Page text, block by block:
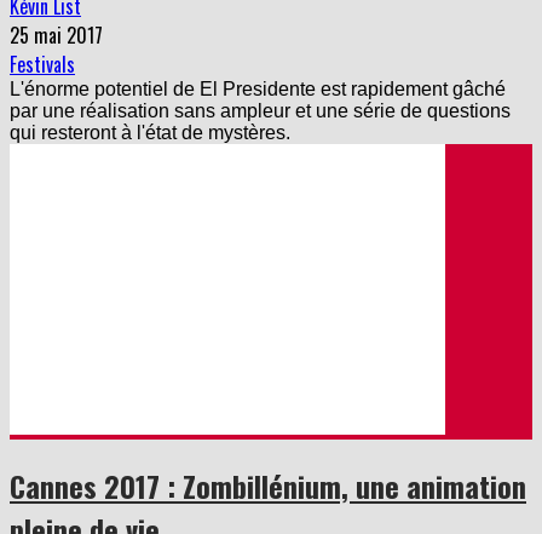
25 mai 2017
Festivals
L'énorme potentiel de El Presidente est rapidement gâché
par une réalisation sans ampleur et une série de questions
qui resteront à l'état de mystères.
Cannes 2017 : Zombillénium, une animation
pleine de vie